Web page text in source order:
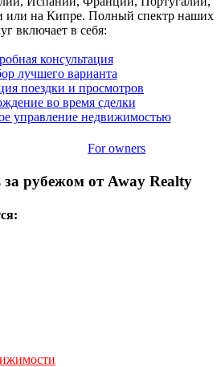
или на Кипре. Полный спектр наших
включает в себя:
консультация
лучшего варианта
поездки и просмотров
во время сделки
управление недвижимостью
For owners
рубежом от Away Realty